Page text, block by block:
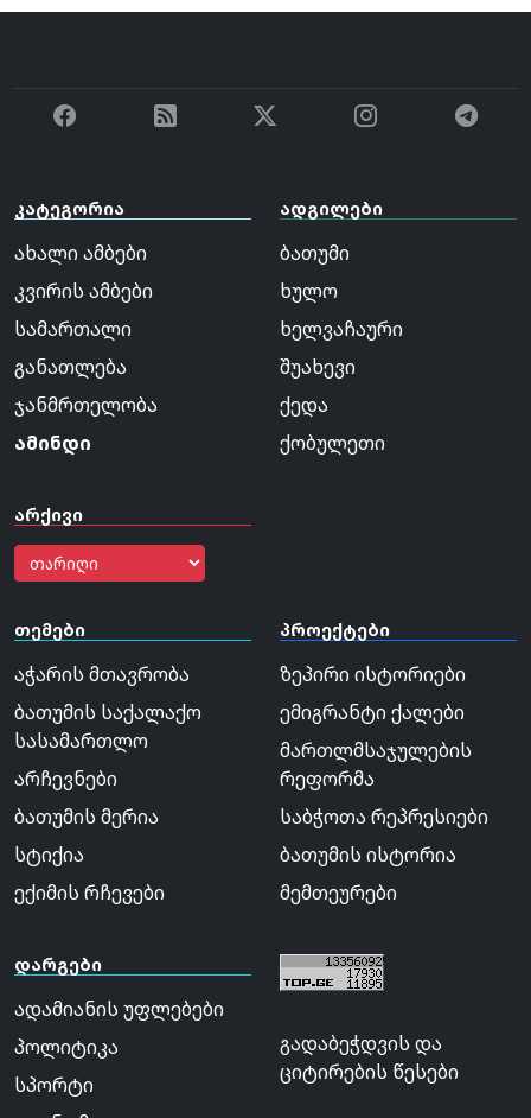
კატეგორია
ახალი ამბები
კვირის ამბები
სამართალი
განათლება
ჯანმრთელობა
ამინდი
არქივი
ადგილები
ბათუმი
ხულო
ხელვაჩაური
შუახევი
ქედა
ქობულეთი
თემები
აჭარის მთავრობა
ბათუმის საქალაქო
სასამართლო
არჩევნები
ბათუმის მერია
სტიქია
ექიმის რჩევები
პროექტები
ზეპირი ისტორიები
ემიგრანტი ქალები
მართლმსაჯულების
რეფორმა
საბჭოთა რეპრესიები
ბათუმის ისტორია
მემთეურები
დარგები
ადამიანის უფლებები
პოლიტიკა
სპორტი
გადაბეჭდვის და
ციტირების წესები